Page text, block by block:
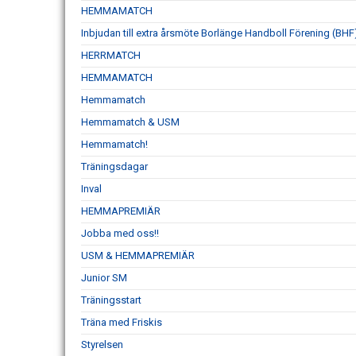
HEMMAMATCH
Inbjudan till extra årsmöte Borlänge Handboll Förening
HERRMATCH
HEMMAMATCH
Hemmamatch
Hemmamatch & USM
Hemmamatch!
Träningsdagar
Inval
HEMMAPREMIÄR
Jobba med oss!!
USM & HEMMAPREMIÄR
Junior SM
Träningsstart
Träna med Friskis
Styrelsen